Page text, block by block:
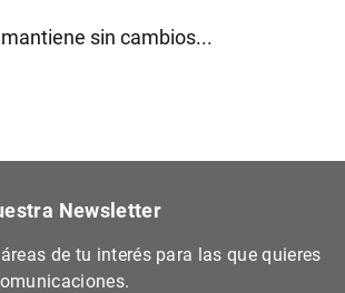
mantiene sin cambios...
Newsletter
de tu interés para las que quieres